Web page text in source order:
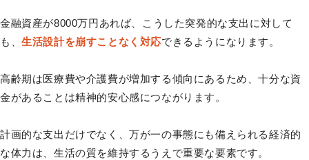
金融資産が8000万円あれば、こうした突発的な支出に対して
も、生活設計を崩すことなく対応できるようになります。
高齢期は医療費や介護費が増加する傾向にあるため、十分な資
金があることは精神的安心感につながります。
計画的な支出だけでなく、万が一の事態にも備えられる経済的
な体力は、生活の質を維持するうえで重要な要素です。